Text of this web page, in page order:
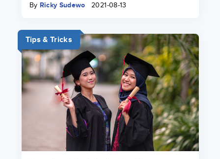
By Ricky Sudewo 2021-08-13
Tips & Tricks